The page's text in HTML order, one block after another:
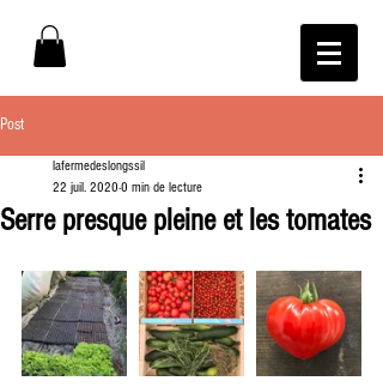
Post
Serre presque pleine et les tomates
lafermedeslongssil
22 juil. 2020 0 min de lecture